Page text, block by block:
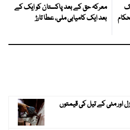
معرکہ حق کے بعد پاکستان کو ایک کے
بعد ایک کامیابی ملی، عطا تارڑ
اور مٹی کے تیل کی قیمتوں